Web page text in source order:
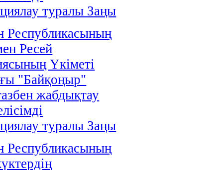
туралы Заңы
Республикасының
Ресей
Үкіметі
"Байқоңыр"
жабдықтау
туралы Заңы
Республикасының